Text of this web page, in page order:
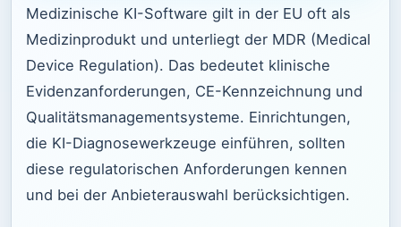
Medizinische KI-Software gilt in der EU oft als
Medizinprodukt und unterliegt der MDR (Medical
Device Regulation). Das bedeutet klinische
Evidenzanforderungen, CE-Kennzeichnung und
Qualitätsmanagementsysteme. Einrichtungen,
die KI-Diagnosewerkzeuge einführen, sollten
diese regulatorischen Anforderungen kennen
und bei der Anbieterauswahl berücksichtigen.